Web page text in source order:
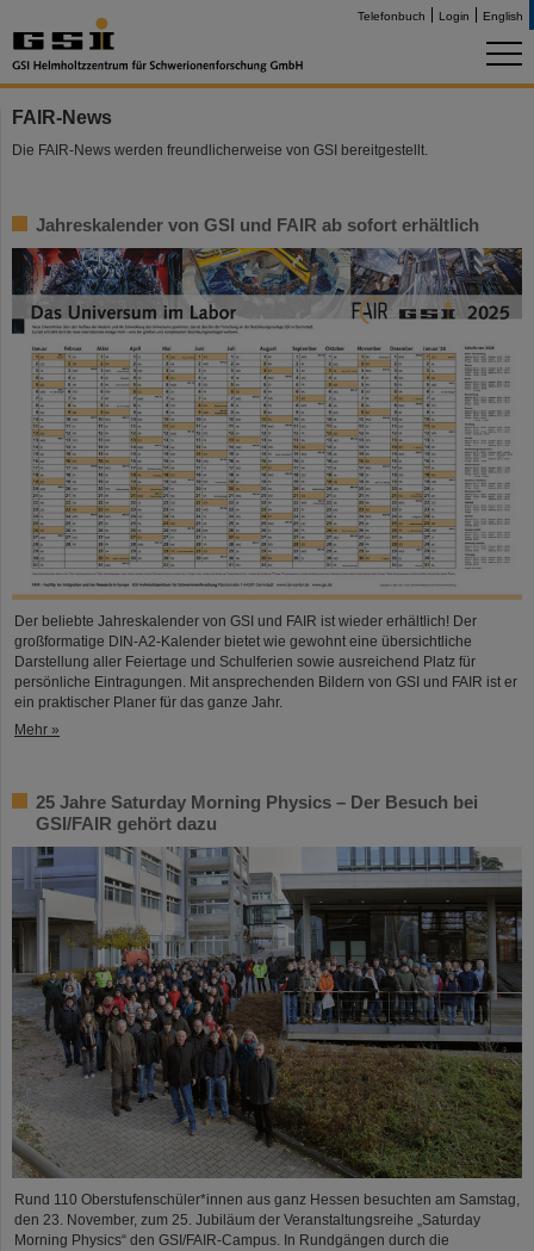
Telefonbuch Login English
FAIR-News
Die FAIR-News werden freundlicherweise von GSI bereitgestellt.
Jahreskalender von GSI und FAIR ab sofort erhältlich
Der beliebte Jahreskalender von GSI und FAIR ist wieder erhältlich! Der
großformatige DIN-A2-Kalender bietet wie gewohnt eine übersichtliche
Darstellung aller Feiertage und Schulferien sowie ausreichend Platz für
persönliche Eintragungen. Mit ansprechenden Bildern von GSI und FAIR ist er
ein praktischer Planer für das ganze Jahr.
Mehr »
25 Jahre Saturday Morning Physics – Der Besuch bei
GSI/FAIR gehört dazu
Rund 110 Oberstufenschüler*innen aus ganz Hessen besuchten am Samstag,
den 23. November, zum 25. Jubiläum der Veranstaltungsreihe „Saturday
Morning Physics“ den GSI/FAIR-Campus. In Rundgängen durch die